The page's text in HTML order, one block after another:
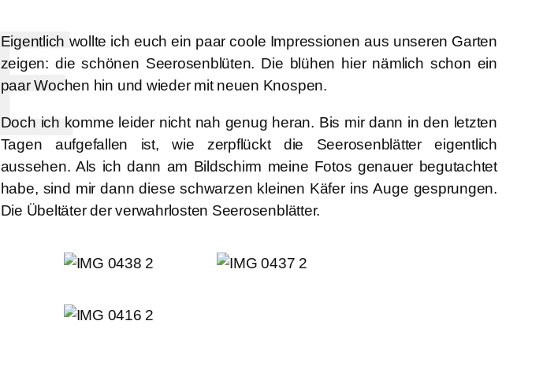
Eigentlich wollte ich euch ein paar coole Impressionen aus unseren Garten
zeigen: die schönen Seerosenblüten. Die blühen hier nämlich schon ein
paar Wochen hin und wieder mit neuen Knospen.
Doch ich komme leider nicht nah genug heran. Bis mir dann in den letzten
Tagen aufgefallen ist, wie zerpflückt die Seerosenblätter eigentlich
aussehen. Als ich dann am Bildschirm meine Fotos genauer begutachtet
habe, sind mir dann diese schwarzen kleinen Käfer ins Auge gesprungen.
Die Übeltäter der verwahrlosten Seerosenblätter.